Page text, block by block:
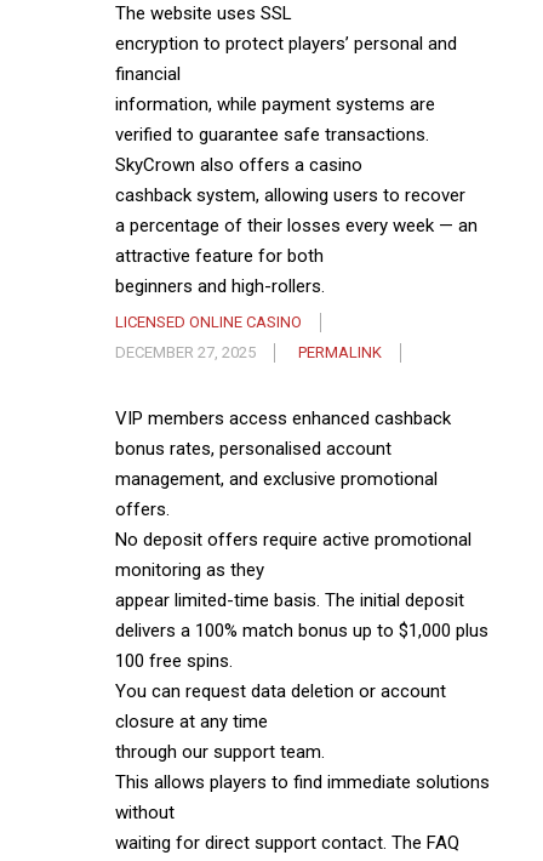
The website uses SSL
encryption to protect players’ personal and
financial
information, while payment systems are
verified to guarantee safe transactions.
SkyCrown also offers a casino
cashback system, allowing users to recover
a percentage of their losses every week — an
attractive feature for both
beginners and high-rollers.
LICENSED ONLINE CASINO
DECEMBER 27, 2025
PERMALINK
VIP members access enhanced cashback
bonus rates, personalised account
management, and exclusive promotional
offers.
No deposit offers require active promotional
monitoring as they
appear limited-time basis. The initial deposit
delivers a 100% match bonus up to $1,000 plus
100 free spins.
You can request data deletion or account
closure at any time
through our support team.
This allows players to find immediate solutions
without
waiting for direct support contact. The FAQ